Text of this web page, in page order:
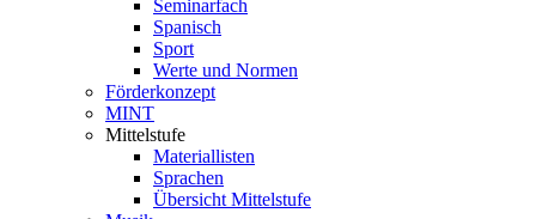
Seminarfach
Spanisch
Sport
Werte und Normen
Förderkonzept
MINT
Mittelstufe
Materiallisten
Sprachen
Übersicht Mittelstufe